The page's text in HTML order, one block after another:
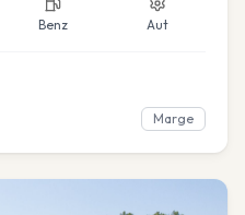
Benz Aut
Marge